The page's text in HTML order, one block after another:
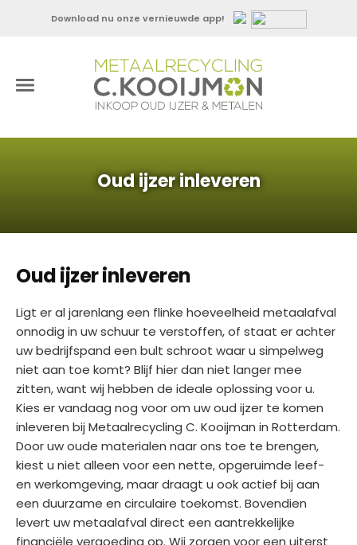
Download nu onze vernieuwde app!
Oud ijzer inleveren
Oud ijzer inleveren
Ligt er al jarenlang een flinke hoeveelheid metaalafval
onnodig in uw schuur te verstoffen, of staat er achter
uw bedrijfspand een bult schroot waar u simpelweg
niet aan toe komt? Blijf hier dan niet langer mee
zitten, want wij hebben de ideale oplossing voor u.
Kies er vandaag nog voor om uw oud ijzer te komen
inleveren bij Metaalrecycling C. Kooijman in Rotterdam.
Door uw oude materialen naar ons toe te brengen,
kiest u niet alleen voor een nette, opgeruimde leef-
en werkomgeving, maar draagt u ook actief bij aan
een duurzame en circulaire toekomst. Bovendien
levert uw metaalafval direct een aantrekkelijke
financiële vergoeding op. Wij zorgen voor een uiterst